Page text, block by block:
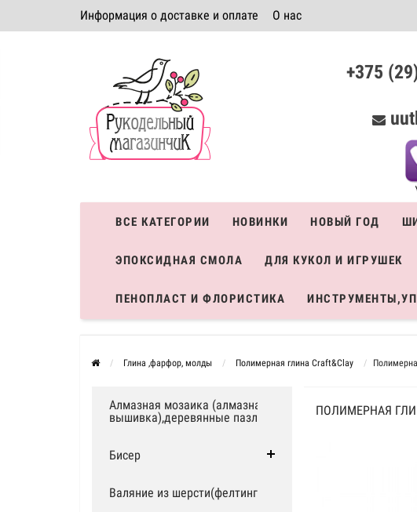
Информация о доставке и оплате О нас
Система скидок +375
ВСЕ КАТЕГОРИИ НОВИНКИ НОВЫЙ ГОД
ЭПОКСИДНАЯ СМОЛА ДЛЯ КУКОЛ И ИГРУШЕК
ПЕНОПЛАСТ И ФЛОРИСТИКА
Глина ,фарфор, молды Полимерная глина Craft&Clay
Алмазная мозаика (алмазная
вышивка),деревянные пазлы
Бисер
Валяние из шерсти(фелтинг)
ПОЛИМЕРНАЯ